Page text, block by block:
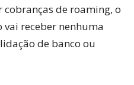
de roaming, o
receber nenhuma
de banco ou